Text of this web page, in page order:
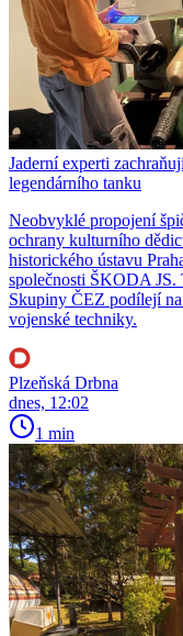
Jaderní experti
legendárního tanku
Neobvyklé propojení
ochrany kulturního
historického ústavu
společnosti ŠKODA
Skupiny ČEZ podílejí
vojenské techniky.
Plzeňská Drbna
dnes, 12:02
1 min